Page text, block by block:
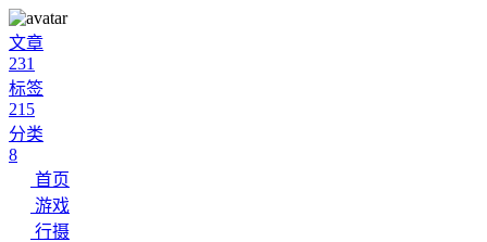
文章
231
标签
215
分类
8
首页
游戏
行摄